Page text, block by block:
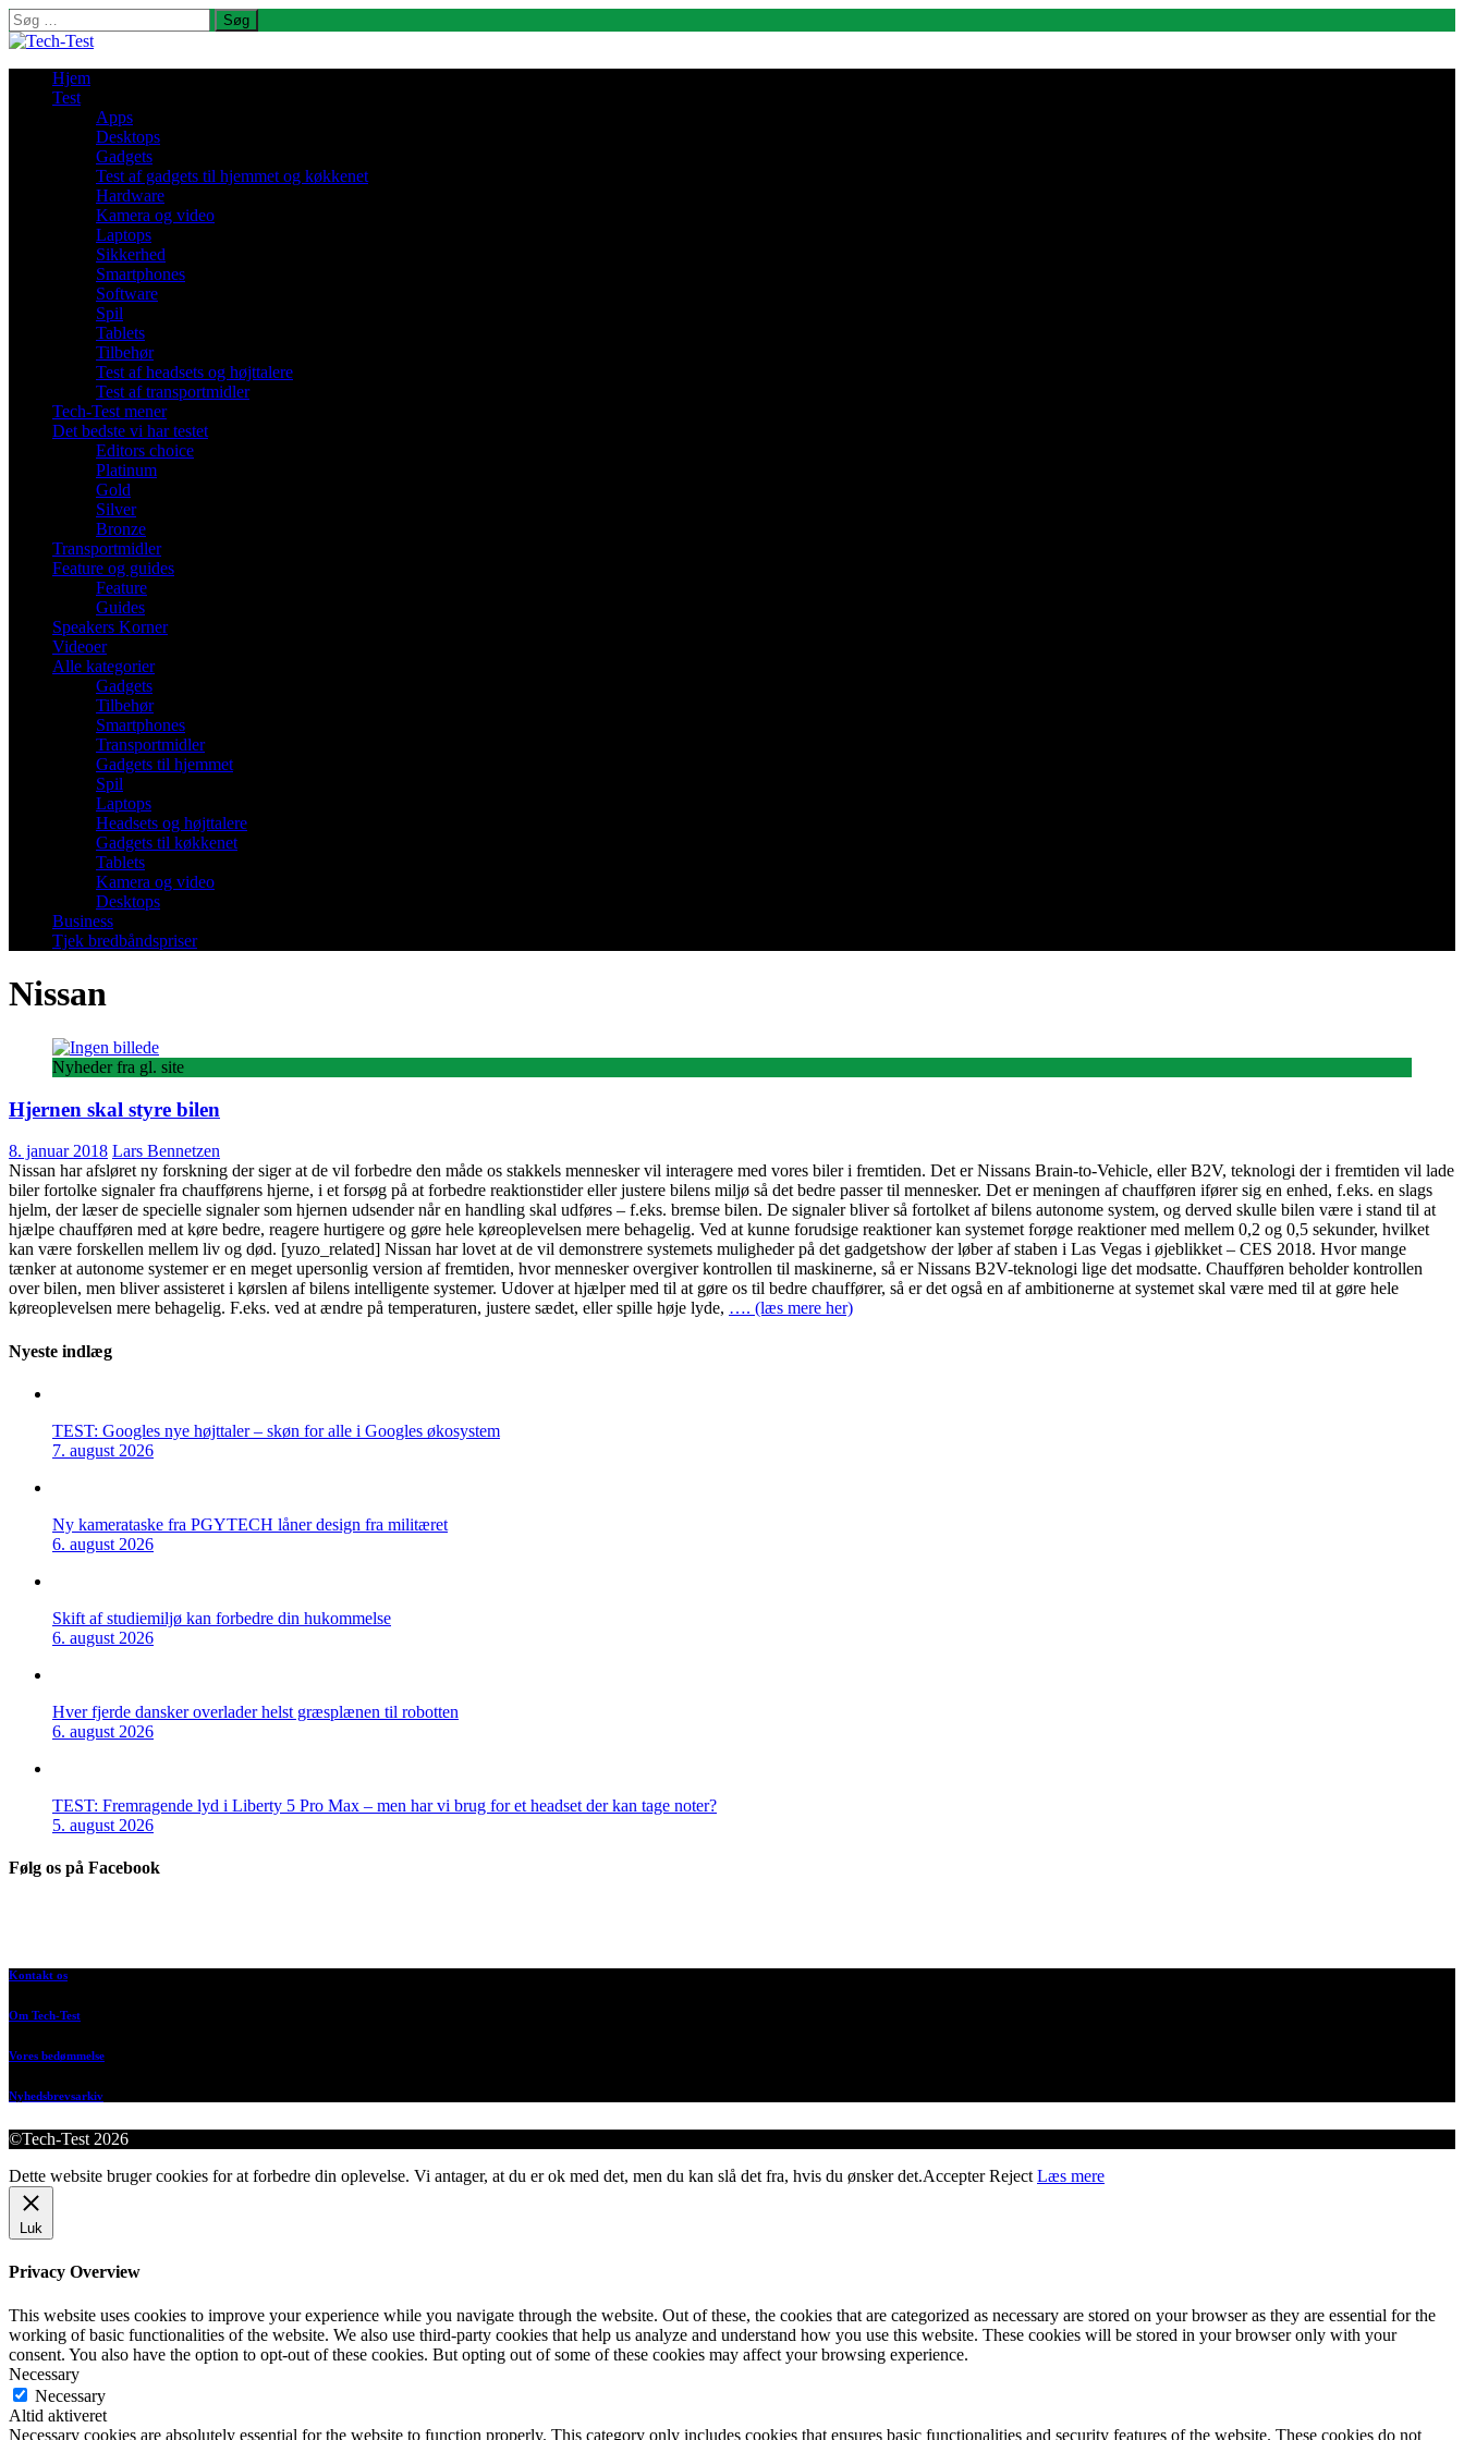
Søg
efter:
Hjem
Test
Apps
Desktops
Gadgets
Test af gadgets til hjemmet og køkkenet
Hardware
Kamera og video
Laptops
Sikkerhed
Smartphones
Software
Spil
Tablets
Tilbehør
Test af headsets og højttalere
Test af transportmidler
Tech-Test mener
Det bedste vi har testet
Editors choice
Platinum
Gold
Silver
Bronze
Transportmidler
Feature og guides
Feature
Guides
Speakers Korner
Videoer
Alle kategorier
Gadgets
Tilbehør
Smartphones
Transportmidler
Gadgets til hjemmet
Spil
Laptops
Headsets og højttalere
Gadgets til køkkenet
Tablets
Kamera og video
Desktops
Business
Tjek bredbåndspriser
Nissan
Nyheder fra gl. site
Hjernen skal styre bilen
8. januar 2018 Lars Bennetzen
Nissan har afsløret ny forskning der siger at de vil forbedre den måde os stakkels mennesker vil interagere med vores biler i fremtiden. Det er Nissans Brain-to-Vehicle, eller B2V, teknologi der i fremtiden vil lade
biler fortolke signaler fra chaufførens hjerne, i et forsøg på at forbedre reaktionstider eller justere bilens miljø så det bedre passer til mennesker. Det er meningen af chaufføren ifører sig en enhed, f.eks. en slags
hjelm, der læser de specielle signaler som hjernen udsender når en handling skal udføres – f.eks. bremse bilen. De signaler bliver så fortolket af bilens autonome system, og derved skulle bilen være i stand til at
hjælpe chaufføren med at køre bedre, reagere hurtigere og gøre hele køreoplevelsen mere behagelig. Ved at kunne forudsige reaktioner kan systemet forøge reaktioner med mellem 0,2 og 0,5 sekunder, hvilket
kan være forskellen mellem liv og død. [yuzo_related] Nissan har lovet at de vil demonstrere systemets muligheder på det gadgetshow der løber af staben i Las Vegas i øjeblikket – CES 2018. Hvor mange
tænker at autonome systemer er en meget upersonlig version af fremtiden, hvor mennesker overgiver kontrollen til maskinerne, så er Nissans B2V-teknologi lige det modsatte. Chaufføren beholder kontrollen
over bilen, men bliver assisteret i kørslen af bilens intelligente systemer. Udover at hjælper med til at gøre os til bedre chauffører, så er det også en af ambitionerne at systemet skal være med til at gøre hele
køreoplevelsen mere behagelig. F.eks. ved at ændre på temperaturen, justere sædet, eller spille høje lyde, …. (læs mere her)
Nyeste indlæg
TEST: Googles nye højttaler – skøn for alle i Googles økosystem
7. august 2026
Ny kamerataske fra PGYTECH låner design fra militæret
6. august 2026
Skift af studiemiljø kan forbedre din hukommelse
6. august 2026
Hver fjerde dansker overlader helst græsplænen til robotten
6. august 2026
TEST: Fremragende lyd i Liberty 5 Pro Max – men har vi brug for et headset der kan tage noter?
5. august 2026
Følg os på Facebook
Kontakt os
Om Tech-Test
Vores bedømmelse
Nyhedsbrevsarkiv
©Tech-Test 2026
Dette website bruger cookies for at forbedre din oplevelse. Vi antager, at du er ok med det, men du kan slå det fra, hvis du ønsker det.Accepter Reject Læs mere
Luk
Privacy Overview
This website uses cookies to improve your experience while you navigate through the website. Out of these, the cookies that are categorized as necessary are stored on your browser as they are essential for the
working of basic functionalities of the website. We also use third-party cookies that help us analyze and understand how you use this website. These cookies will be stored in your browser only with your
consent. You also have the option to opt-out of these cookies. But opting out of some of these cookies may affect your browsing experience.
Necessary
Necessary
Altid aktiveret
Necessary cookies are absolutely essential for the website to function properly. This category only includes cookies that ensures basic functionalities and security features of the website. These cookies do not